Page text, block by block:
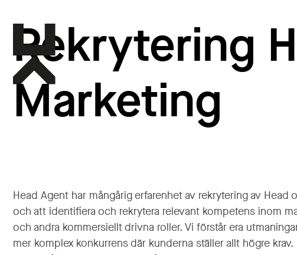
Rekrytering
Marketing
Head Agent har mångårig erfarenhet av rekrytering av Head
och att identifiera och rekrytera relevant kompetens inom
och andra kommersiellt drivna roller. Vi förstår era
mer komplex konkurrens där kunderna ställer allt högre